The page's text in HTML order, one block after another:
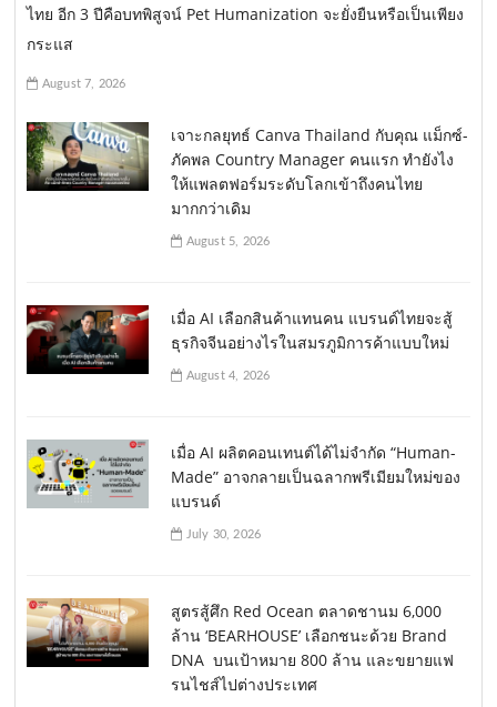
ไทย อีก 3 ปีคือบทพิสูจน์ Pet Humanization จะยั่งยืนหรือเป็นเพียง
กระแส
August 7, 2026
เจาะกลยุทธ์ Canva Thailand กับคุณ แม็กซ์-
ภัคพล Country Manager คนแรก ทำยังไง
ให้แพลตฟอร์มระดับโลกเข้าถึงคนไทย
มากกว่าเดิม
August 5, 2026
เมื่อ AI เลือกสินค้าแทนคน แบรนด์ไทยจะสู้
ธุรกิจจีนอย่างไรในสมรภูมิการค้าแบบใหม่
August 4, 2026
เมื่อ AI ผลิตคอนเทนต์ได้ไม่จำกัด “Human-
Made” อาจกลายเป็นฉลากพรีเมียมใหม่ของ
แบรนด์
July 30, 2026
สูตรสู้ศึก Red Ocean ตลาดชานม 6,000
ล้าน ‘BEARHOUSE’ เลือกชนะด้วย Brand
DNA บนเป้าหมาย 800 ล้าน และขยายแฟ
รนไชส์ไปต่างประเทศ